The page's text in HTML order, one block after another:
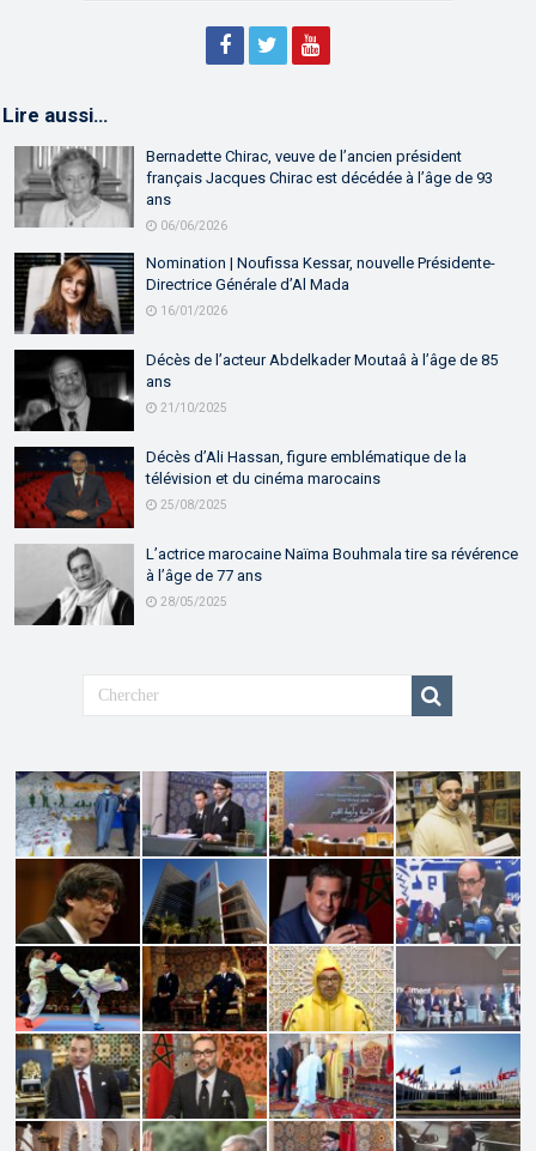
Lire aussi…
Bernadette Chirac, veuve de l’ancien président
français Jacques Chirac est décédée à l’âge de 93
ans
06/06/2026
Nomination | Noufissa Kessar, nouvelle Présidente-
Directrice Générale d’Al Mada
16/01/2026
Décès de l’acteur Abdelkader Moutaâ à l’âge de 85
ans
21/10/2025
Décès d’Ali Hassan, figure emblématique de la
télévision et du cinéma marocains
25/08/2025
L’actrice marocaine Naïma Bouhmala tire sa révérence
à l’âge de 77 ans
28/05/2025